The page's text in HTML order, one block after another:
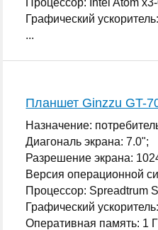
Графический
...
Планшет Ginzzu GT-
Назначение:
Диагональ экрана: 7.0";
Разрешение экрана:
Версия операционной
Процессор: Spreadtrum
Графический
Оперативная память: 1